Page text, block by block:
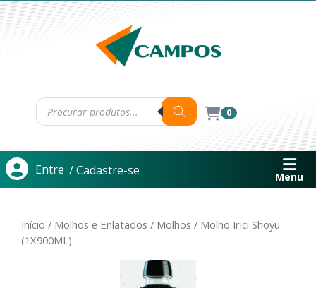
0
Entre / Cadastre-se Menu
Início / Molhos e Enlatados / Molhos / Molho Irici Shoyu
(1X900ML)